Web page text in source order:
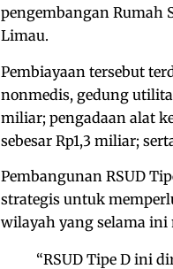
pengembangan Rumah
Limau.
Pembiayaan tersebut
nonmedis, gedung
miliar; pengadaan alat
sebesar Rp1,3 miliar;
Pembangunan RSUD
strategis untuk
wilayah yang selama
“RSUD Tipe D ini